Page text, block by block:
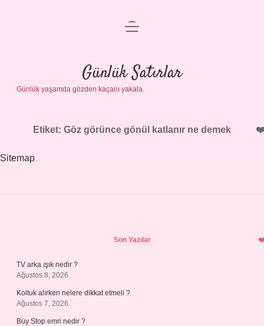
Anasayfa
Gizlilik Politikası
Yasal Uyarı
menüyü
Günlük Satırlar
Günlük yaşamda gözden kaçanı yakala.
Etiket: Göz görünce gönül katlanır ne demek
Sitemap
Son Yazılar
TV arka ışık nedir ?
Ağustos 8, 2026
Koltuk alırken nelere dikkat etmeli ?
Ağustos 7, 2026
Buy Stop emri nedir ?